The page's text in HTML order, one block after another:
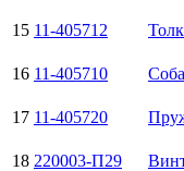
15 11-405712
16 11-405710
17 11-405720
18 220003-П29